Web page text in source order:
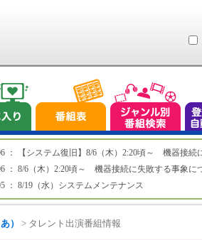
： 【システム復旧】8/6（木）2:20頃～ 機器接続
： 8/6（木）2:20頃～ 機器接続に失敗する事象に
： 8/19（水）システムメンテナンス
） > タレント出演番組情報